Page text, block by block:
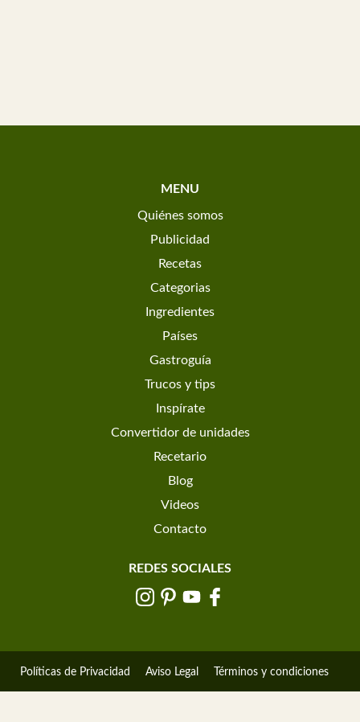
MENU
Quiénes somos
Publicidad
Recetas
Categorias
Ingredientes
Países
Gastroguía
Trucos y tips
Inspírate
Convertidor de unidades
Recetario
Blog
Videos
Contacto
REDES SOCIALES
Políticas de Privacidad Aviso Legal Términos y condiciones